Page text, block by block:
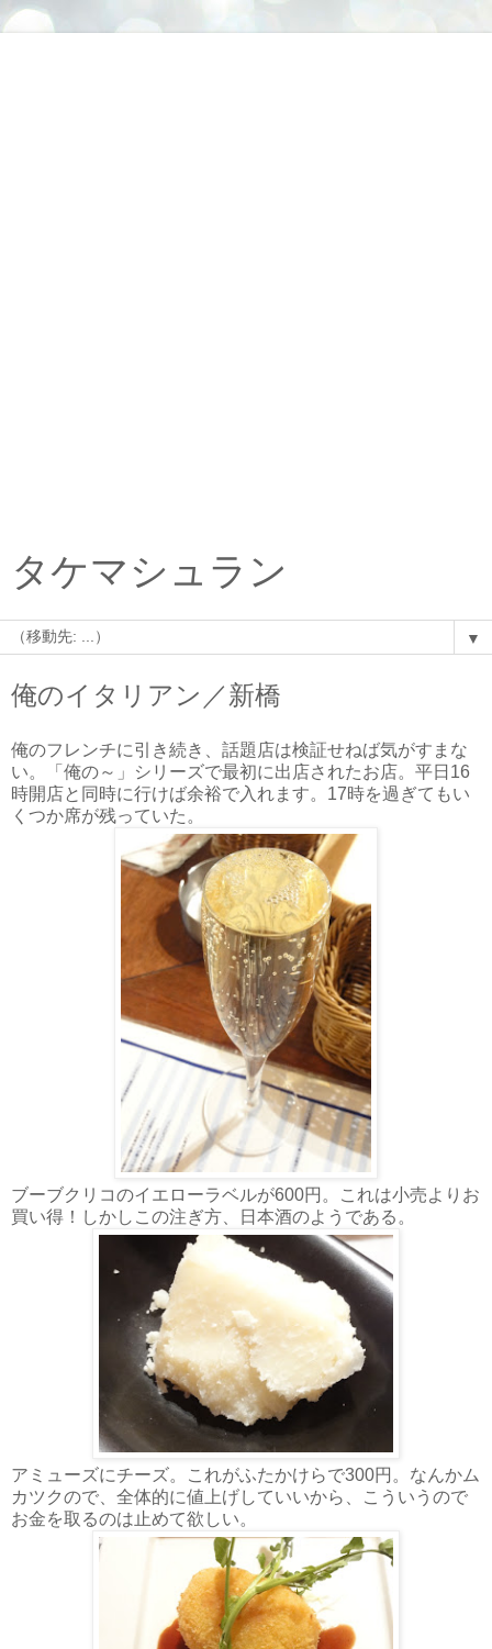
タケマシュラン
▼
俺のイタリアン／新橋
俺のフレンチに引き続き、話題店は検証せねば気がすまな
い。「俺の～」シリーズで最初に出店されたお店。平日16
時開店と同時に行けば余裕で入れます。17時を過ぎてもい
くつか席が残っていた。
ブーブクリコのイエローラベルが600円。これは小売よりお
買い得！しかしこの注ぎ方、日本酒のようである。
アミューズにチーズ。これがふたかけらで300円。なんかム
カツクので、全体的に値上げしていいから、こういうので
お金を取るのは止めて欲しい。